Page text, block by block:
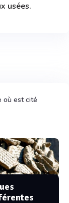
usées.
où est cité